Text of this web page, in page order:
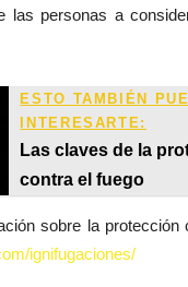
las personas a
ESTO TAMBIÉN
INTERESARTE:
Las claves de la
contra el fuego
sobre la protección
ignifugaciones/